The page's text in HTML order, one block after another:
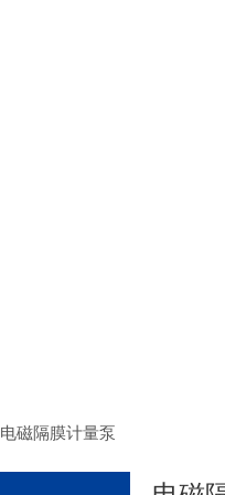
电磁隔膜计量泵